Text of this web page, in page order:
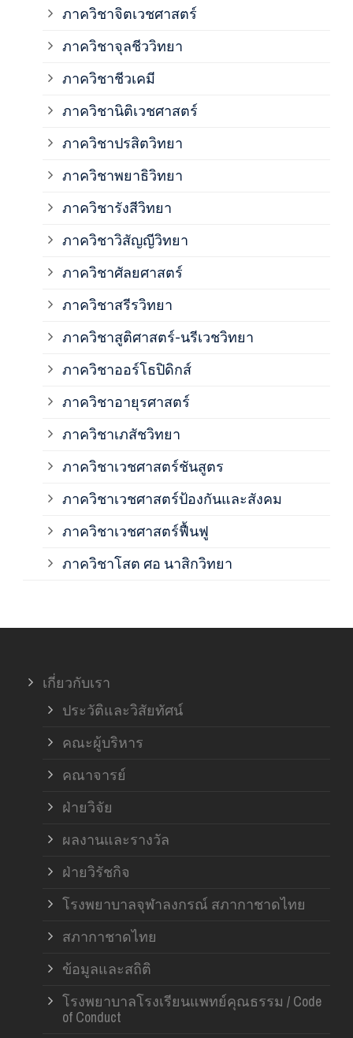
ภาควิชาจิตเวชศาสตร์
ภาควิชาจุลชีววิทยา
ภาควิชาชีวเคมี
ภาควิชานิติเวชศาสตร์
ภาควิชาปรสิตวิทยา
ภาควิชาพยาธิวิทยา
ภาควิชารังสีวิทยา
ภาควิชาวิสัญญีวิทยา
ภาควิชาศัลยศาสตร์
ภาควิชาสรีรวิทยา
ภาควิชาสูติศาสตร์-นรีเวชวิทยา
ภาควิชาออร์โธปิดิกส์
ภาควิชาอายุรศาสตร์
ภาควิชาเภสัชวิทยา
ภาควิชาเวชศาสตร์ชันสูตร
ภาควิชาเวชศาสตร์ป้องกันและสังคม
ภาควิชาเวชศาสตร์ฟื้นฟู
ภาควิชาโสต ศอ นาสิกวิทยา
เกี่ยวกับเรา
ประวัติและวิสัยทัศน์
คณะผู้บริหาร
คณาจารย์
ฝ่ายวิจัย
ผลงานและรางวัล
ฝ่ายวิรัชกิจ
โรงพยาบาลจุฬาลงกรณ์ สภากาชาดไทย
สภากาชาดไทย
ข้อมูลและสถิติ
โรงพยาบาลโรงเรียนแพทย์คุณธรรม / Code
of Conduct